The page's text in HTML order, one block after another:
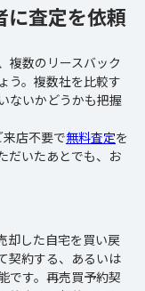
に査定を依頼
複数のリースバック
う。複数社を比較す
ないかどうかも把握
店不要で無料査定を
だいたあとでも、お
却した自宅を買い戻
契約する、あるいは
です。再売買予約契